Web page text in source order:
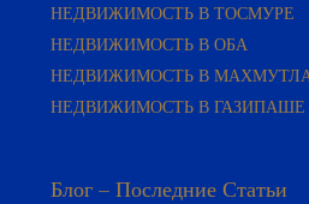
НЕДВИЖИМОСТЬ В ТОСМУРЕ
НЕДВИЖИМОСТЬ В ОБА
НЕДВИЖИМОСТЬ В
НЕДВИЖИМОСТЬ В ГАЗИПАШЕ
Блог – Последние Статьи